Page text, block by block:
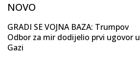
NOVO
GRADI SE VOJNA BAZA: Trumpov
Odbor za mir dodijelio prvi ugovor u
Gazi